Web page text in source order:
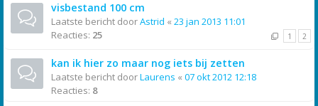
visbestand 100 cm
Laatste bericht doorAstrid « 23 jan 2013 11:01
Reacties: 25 1 2
kan ik hier zo maar nog iets bij zetten
Laatste bericht doorLaurens « 07 okt 2012 12:18
Reacties: 8